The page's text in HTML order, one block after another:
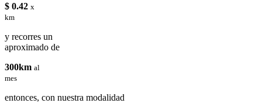
$ 0.42 x
km
y recorres un
aproximado de
300km al
mes
entonces, con nuestra modalidad